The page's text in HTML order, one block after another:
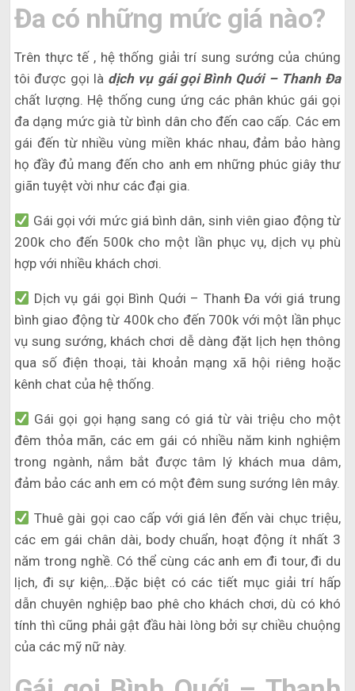
Đa có những mức giá nào?
Trên thực tế , hệ thống giải trí sung sướng của chúng
tôi được gọi là dịch vụ gái gọi Bình Quới – Thanh Đa
chất lượng. Hệ thống cung ứng các phân khúc gái gọi
đa dạng mức già từ bình dân cho đến cao cấp. Các em
gái đến từ nhiều vùng miền khác nhau, đảm bảo hàng
họ đầy đủ mang đến cho anh em những phúc giây thư
giãn tuyệt vời như các đại gia.
Gái gọi với mức giá bình dân, sinh viên giao động từ
200k cho đến 500k cho một lần phục vụ, dịch vụ phù
hợp với nhiều khách chơi.
Dịch vụ gái gọi Bình Quới – Thanh Đa với giá trung
bình giao động từ 400k cho đến 700k với một lần phục
vụ sung sướng, khách chơi dễ dàng đặt lịch hẹn thông
qua số điện thoại, tài khoản mạng xã hội riêng hoặc
kênh chat của hệ thống.
Gái gọi gọi hạng sang có giá từ vài triệu cho một
đêm thỏa mãn, các em gái có nhiều năm kinh nghiệm
trong ngành, nắm bắt được tâm lý khách mua dâm,
đảm bảo các anh em có một đêm sung sướng lên mây.
Thuê gài gọi cao cấp với giá lên đến vài chục triệu,
các em gái chân dài, body chuẩn, hoạt động ít nhất 3
năm trong nghề. Có thể cùng các anh em đi tour, đi du
lịch, đi sự kiện,…Đặc biệt có các tiết mục giải trí hấp
dẫn chuyên nghiệp bao phê cho khách chơi, dù có khó
tính thì cũng phải gật đầu hài lòng bởi sự chiều chuộng
của các mỹ nữ này.